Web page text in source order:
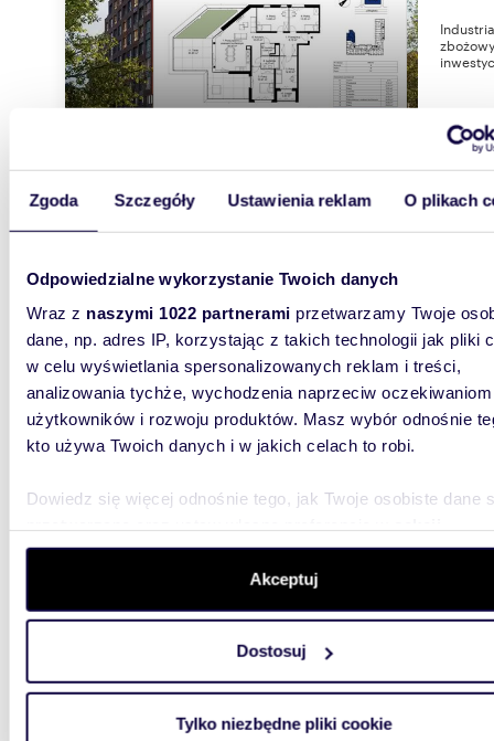
Zgoda Szczegóły Ustawienia reklam O plikach
Odpowiedzialne wykorzystanie Twoich danych
Wraz z naszymi 1022 partnerami przetwarzamy Twoje
dane, np. adres IP, korzystając z takich technologii jak pliki
w celu wyświetlania spersonalizowanych reklam i treści,
analizowania tychże, wychodzenia naprzeciw oczekiwaniom
użytkowników i rozwoju produktów. Masz wybór odnośnie
kto używa Twoich danych i w jakich celach to robi.
Dowiedz się więcej odnośnie tego, jak Twoje osobiste dane
szczegółów. W Deklaracji plików cookie możesz zmienić
wycofać swoją zgodę w dowolnej chwili.
aby oferować funkcje społecznościowe i analizować ruch w
witrynie. Informacje o tym, jak korzystasz z naszej witryny,
analitycznym. Partnerzy mogą połączyć te informacje z
Akceptuj
Dostosuj
Tylko niezbędne pliki cookie
868
WYRÓŻNIONE 58,47